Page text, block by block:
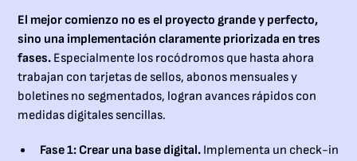
El mejor comienzo no es el proyecto grande y perfecto,
sino una implementación claramente priorizada en tres
fases. Especialmente los rocódromos que hasta ahora
trabajan con tarjetas de sellos, abonos mensuales y
boletines no segmentados, logran avances rápidos con
medidas digitales sencillas.
Fase 1: Crear una base digital. Implementa un check-in